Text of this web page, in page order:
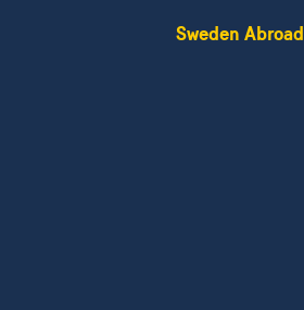
Sweden Abroad